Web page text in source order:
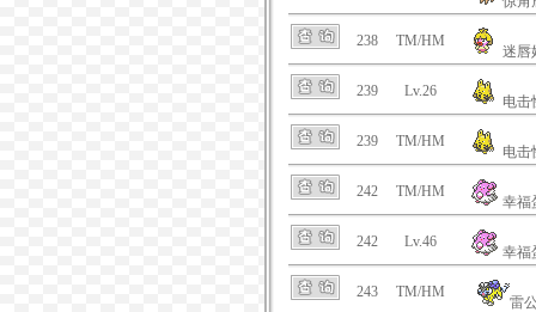
238 TM/HM
迷唇
239 Lv.26
电击
239 TM/HM
电击
242 TM/HM
幸福
242 Lv.46
幸福
243 TM/HM
雷